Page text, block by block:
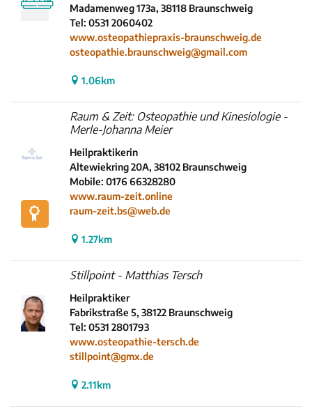
Madamenweg 173a, 38118 Braunschweig
Tel: 0531 2060402
www.osteopathiepraxis-braunschweig.de
osteopathie.braunschweig@gmail.com
1.06km
Raum & Zeit: Osteopathie und Kinesiologie -
Merle-Johanna Meier
Heilpraktikerin
Altewiekring 20A, 38102 Braunschweig
Mobile: 0176 66328280
www.raum-zeit.online
raum-zeit.bs@web.de
1.27km
Stillpoint - Matthias Tersch
Heilpraktiker
Fabrikstraße 5, 38122 Braunschweig
Tel: 0531 2801793
www.osteopathie-tersch.de
stillpoint@gmx.de
2.11km
Krankenkassen
Neuigkeiten
Kleinanzeigen